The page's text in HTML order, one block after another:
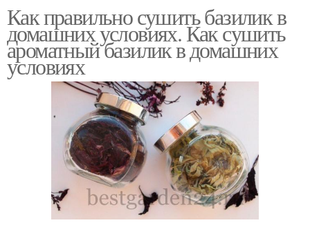
Как правильно сушить базилик в
домашних условиях. Как сушить
ароматный базилик в домашних
условиях